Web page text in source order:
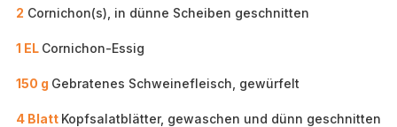
2 Cornichon(s), in dünne Scheiben geschnitten
1 EL Cornichon-Essig
150 g Gebratenes Schweinefleisch, gewürfelt
4 Blatt Kopfsalatblätter, gewaschen und dünn geschnitten